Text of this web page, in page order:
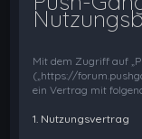
Mit dem Zugriff auf
(„https://
ein Vertrag mit
1. Nutzungsvertrag